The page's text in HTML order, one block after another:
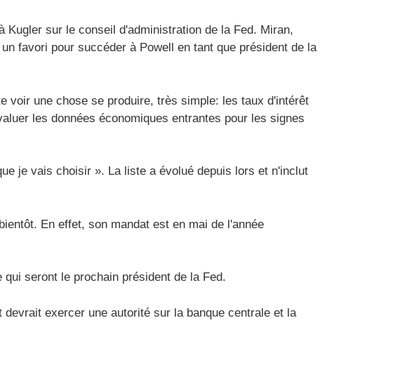
Kugler sur le conseil d'administration de la Fed. Miran,
favori pour succéder à Powell en tant que président de la
voir une chose se produire, très simple: les taux d'intérêt
les données économiques entrantes pour les signes
je vais choisir ». La liste a évolué depuis lors et n'inclut
En effet, son mandat est en mai de l'année
seront le prochain président de la Fed.
exercer une autorité sur la banque centrale et la